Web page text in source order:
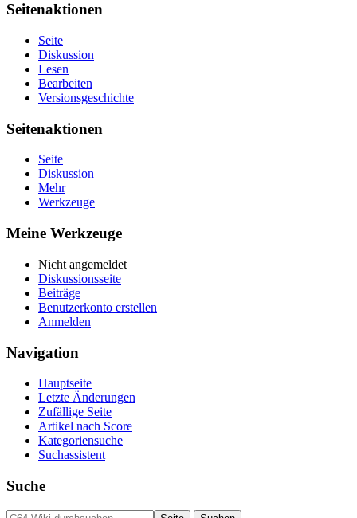
Seitenaktionen
Seite
Diskussion
Lesen
Bearbeiten
Versionsgeschichte
Seitenaktionen
Seite
Diskussion
Mehr
Werkzeuge
Meine Werkzeuge
Nicht angemeldet
Diskussionsseite
Beiträge
Benutzerkonto erstellen
Anmelden
Navigation
Hauptseite
Letzte Änderungen
Zufällige Seite
Artikel nach Score
Kategoriensuche
Suchassistent
Suche